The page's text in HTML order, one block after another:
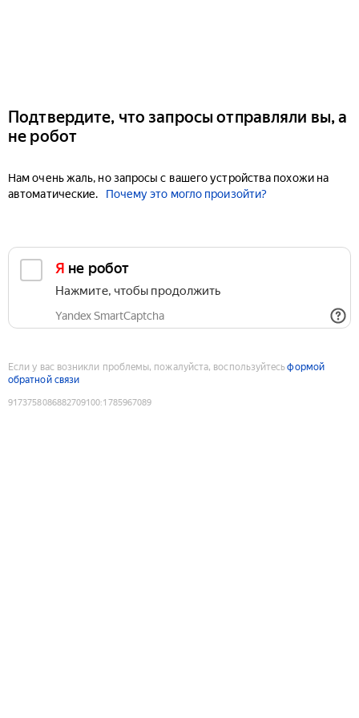
Подтвердите, что запросы отправляли вы, а
не робот
Нам очень жаль, но запросы с вашего устройства похожи на
автоматические.
Почему это могло произойти?
Я не робот
Нажмите, чтобы продолжить
Yandex SmartCaptcha
Если у вас возникли проблемы, пожалуйста, воспользуйтесьформой
обратной связи
9173758086882709100:1785967089